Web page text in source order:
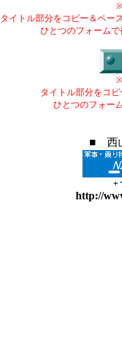
タイトル部分をコピー＆ペー
ひとつのフォーム
タイトル部分をコ
ひとつのフォー
■ 西
+
http://